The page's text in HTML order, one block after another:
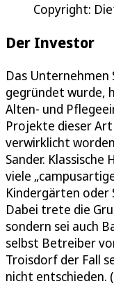
Copyright:
Der Investor
Das Unternehmen
gegründet wurde,
Alten- und
Projekte dieser
verwirklicht
Sander.
viele
Kindergärten oder
Dabei trete die
sondern sei auch
selbst Betreiber
Troisdorf der Fall
nicht entschieden.